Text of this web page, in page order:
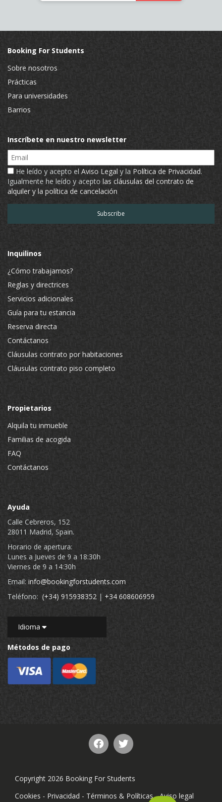
Booking For Students
Sobre nosotros
Prácticas
Para universidades
Barrios
Inscríbete en nuestro newsletter
Email
He leído y acepto el Aviso Legal y la Política de Privacidad.
Igualmente he leído y acepto las cláusulas del contrato de
alquiler y la política de cancelación
Inquilinos
¿Cómo trabajamos?
Reglas y directrices
Servicios adicionales
Guía para tu estancia
Reserva directa
Contáctanos
Cláusulas contrato por habitaciones
Cláusulas contrato piso completo
Propietarios
Alquila tu inmueble
Familias de acogida
FAQ
Contáctanos
Ayuda
Calle Cebreros, 152
28011 Madrid, Spain.
Horario de apertura:
Lunes a Jueves de 9 a 18:30h
Viernes de 9 a 14:30h
Email: info@bookingforstudents.com
Teléfono: (+34) 915938352 | +34 608606959
Idioma
Métodos de pago
Copyright 2026 Booking For Students
Cookies - Privacidad - Términos & Políticas-Aviso legal